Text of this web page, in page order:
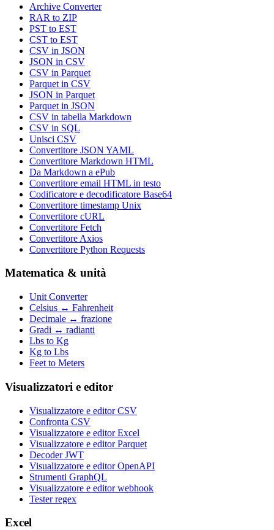
Archive Converter
RAR to ZIP
PST to EST
CST to EST
CSV in JSON
JSON in CSV
CSV in Parquet
Parquet in CSV
JSON in Parquet
Parquet in JSON
CSV in tabella Markdown
CSV in SQL
Unisci CSV
Convertitore JSON YAML
Convertitore Markdown HTML
Da Markdown a ePub
Convertitore email HTML in testo
Codificatore e decodificatore Base64
Convertitore timestamp Unix
Convertitore cURL
Convertitore Fetch
Convertitore Axios
Convertitore Python Requests
Matematica & unità
Unit Converter
Celsius ↔ Fahrenheit
Decimale ↔ frazione
Gradi ↔ radianti
Lbs to Kg
Kg to Lbs
Feet to Meters
Visualizzatori e editor
Visualizzatore e editor CSV
Confronta CSV
Visualizzatore e editor Excel
Visualizzatore e editor Parquet
Decoder JWT
Visualizzatore e editor OpenAPI
Strumenti GraphQL
Visualizzatore e editor webhook
Tester regex
Excel